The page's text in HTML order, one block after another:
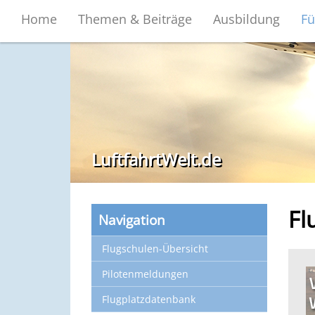
Home Themen & Beiträge Ausbildung
LuftfahrtWelt.de
Navigation
Flugschulen-Übersicht
Pilotenmeldungen
Flugplatzdatenbank